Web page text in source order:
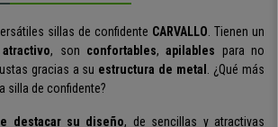
sillas de confidente CARVALLO . Tienen un
, son confortables,apilables para no
gracias a su estructura de metal
. ¿Qué más
silla de confidente?
destacar su diseño, de sencillas y atractivas